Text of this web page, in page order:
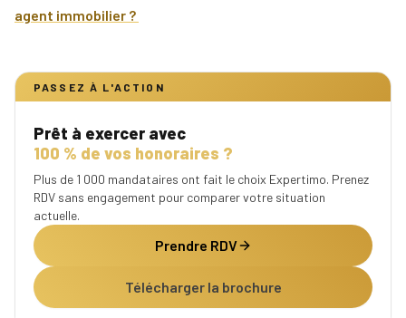
agent immobilier ?
PASSEZ À L'ACTION
Prêt à exercer avec
100 % de vos honoraires ?
Plus de 1 000 mandataires ont fait le choix Expertimo. Prenez
RDV sans engagement pour comparer votre situation
actuelle.
Prendre RDV
Télécharger la brochure